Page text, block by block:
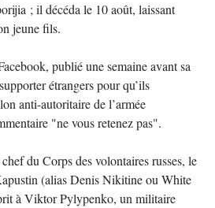
; il décéda le 10 août, laissant
jeune fils.
publié une semaine avant sa
étrangers pour qu’ils
anti-autoritaire de l’armée
"ne vous retenez pas".
du Corps des volontaires russes, le
(alias Denis Nikitine ou White
à Viktor Pylypenko, un militaire